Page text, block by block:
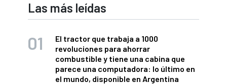
Las más leídas
El tractor que trabaja a 1000
revoluciones para ahorrar
combustible y tiene una cabina que
parece una computadora: lo último en
el mundo, disponible en Argentina